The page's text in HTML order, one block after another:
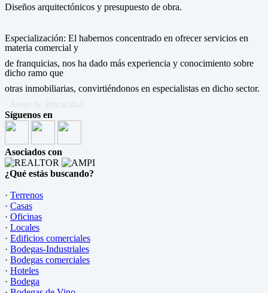
Diseños arquitectónicos y presupuesto de obra.
Especialización: El habernos concentrado en ofrecer servicios en
materia comercial y
de franquicias, nos ha dado más experiencia y conocimiento sobre
dicho ramo que
otras inmobiliarias, convirtiéndonos en especialistas en dicho sector.
· Aviso de Privacidad
Síguenos en
Asociados con
¿Qué estás buscando?
· Terrenos
· Casas
· Oficinas
· Locales
· Edificios comerciales
· Bodegas-Industriales
· Bodegas comerciales
· Hoteles
· Bodega